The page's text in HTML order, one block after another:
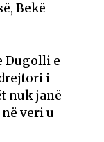
Bekë
Dugolli e
i
nuk janë
veri u